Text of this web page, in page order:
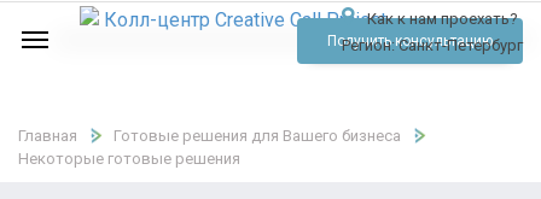
Как к нам проехать?
Регион:Санкт-Петербург
Отзывы
Получить консультацию
Главная
Готовые решения для Вашего бизнеса
Некоторые готовые решения